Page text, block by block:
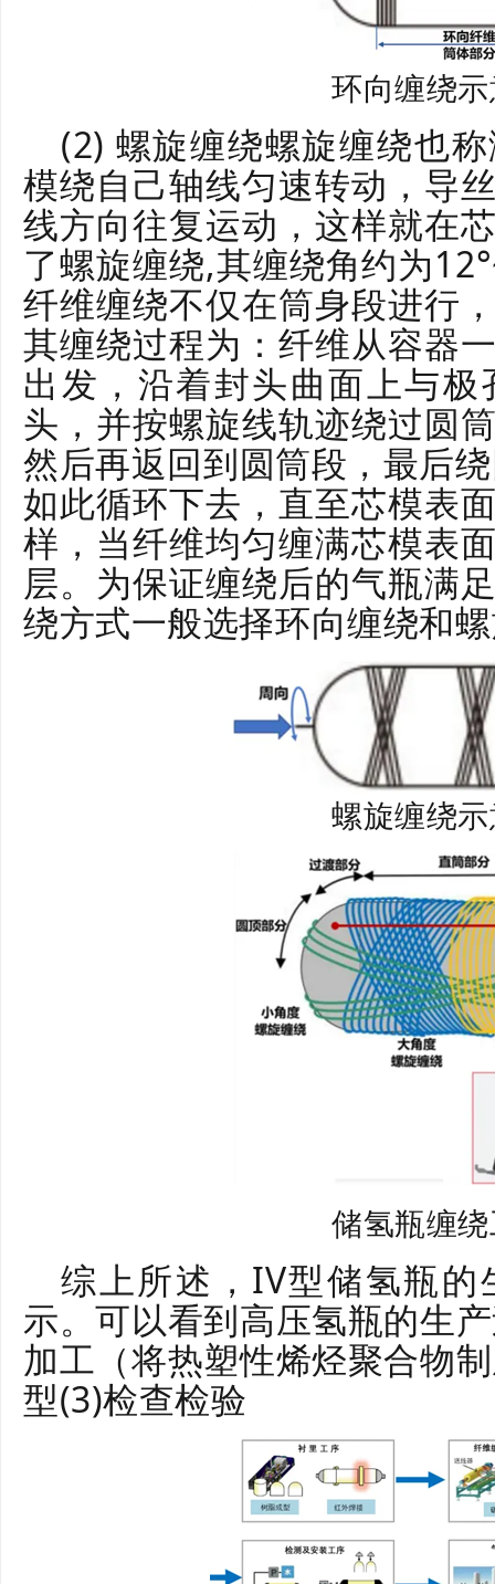
环向缠绕
(2) 螺旋缠绕螺旋缠绕也
模绕自己轴线匀速转动，导
线方向往复运动，这样就在
了螺旋缠绕,其缠绕角约为
纤维缠绕不仅在筒身段进行
其缠绕过程为：纤维从容器
出发，沿着封头曲面上与
头，并按螺旋线轨迹绕过圆
然后再返回到圆筒段，最后
如此循环下去，直至芯模表
样，当纤维均匀缠满芯模表
层。为保证缠绕后的气瓶满
绕方式一般选择环向缠绕和
螺旋缠绕
储氢瓶缠
综上所述，IV型储氢瓶
示。可以看到高压氢瓶的生
加工（将热塑性烯烃聚合物
型(3)检查检验